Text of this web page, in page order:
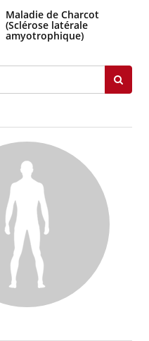
Maladie de Charcot
(Sclérose latérale
amyotrophique)